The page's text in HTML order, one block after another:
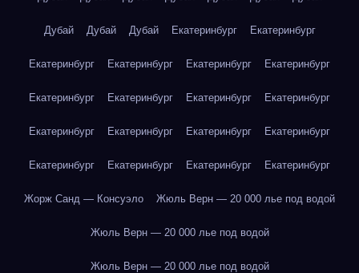
Дубай Дубай Дубай Екатеринбург Екатеринбург
Екатеринбург Екатеринбург Екатеринбург Екатеринбург
Екатеринбург Екатеринбург Екатеринбург Екатеринбург
Екатеринбург Екатеринбург Екатеринбург Екатеринбург
Екатеринбург Екатеринбург Екатеринбург Екатеринбург
Жорж Санд — Консуэло Жюль Верн — 20 000 лье под водой
Жюль Верн — 20 000 лье под водой
Жюль Верн — 20 000 лье под водой